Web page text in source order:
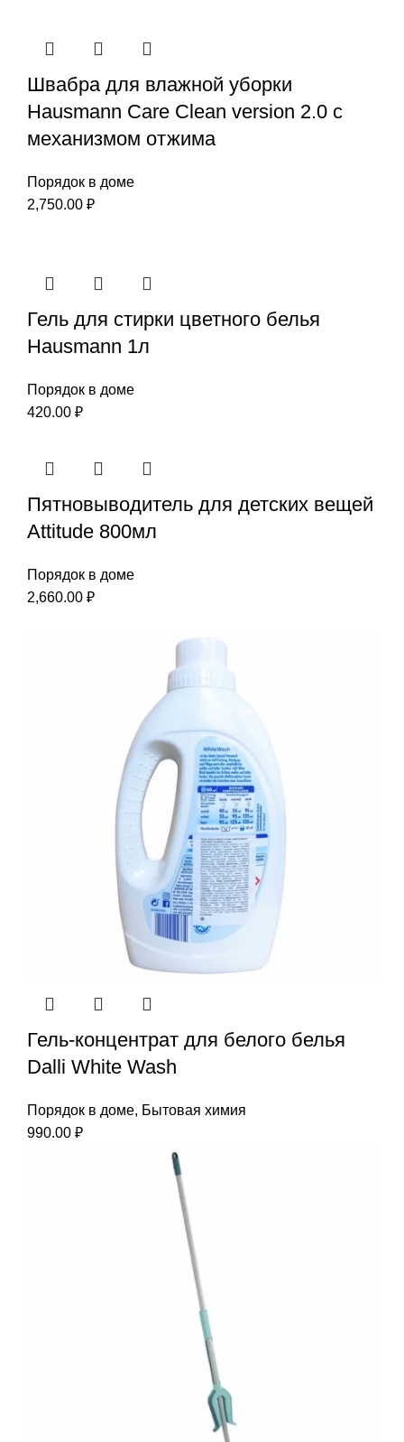
Швабра для влажной уборки
Hausmann Care Clean version 2.0 с
механизмом отжима
Порядок в доме
2,750.00 ₽
Гель для стирки цветного белья
Hausmann 1л
Порядок в доме
420.00 ₽
Пятновыводитель для детских вещей
Attitude 800мл
Порядок в доме
2,660.00 ₽
Гель-концентрат для белого белья
Dalli White Wash
Порядок в доме, Бытовая химия
990.00 ₽